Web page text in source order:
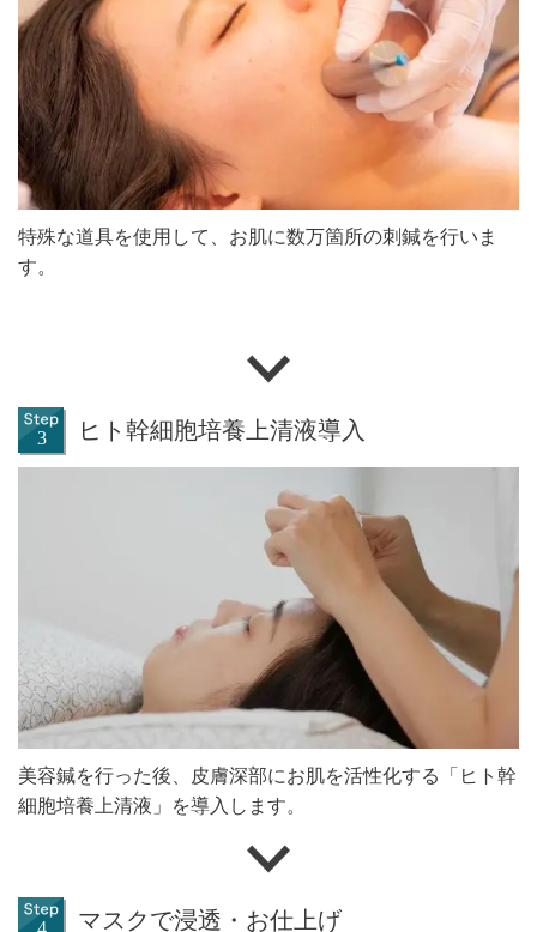
特殊な道具を使用して、お肌に数万箇所の刺鍼を行いま
す。
ヒト幹細胞培養上清液導入
美容鍼を行った後、皮膚深部にお肌を活性化する「ヒト幹
細胞培養上清液」を導入します。
マスクで浸透・お仕上げ